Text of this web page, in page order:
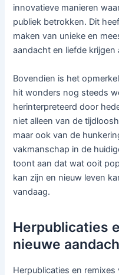
innovatieve manieren
publiek betrokken. Dit
maken van unieke en
aandacht en liefde krijgen
Bovendien is het
hit wonders nog steeds
herinterpreteerd door
niet alleen van de
maar ook van de
vakmanschap in de
toont aan dat wat ooit
kan zijn en nieuw leven
vandaag.
Herpublicaties
nieuwe
Herpublicaties en